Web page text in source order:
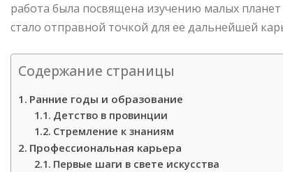
работа была посвящена изучению малых
стало отправной точкой для ее дальнейшей
Содержание страницы
Ранние годы и образование
Детство в провинции
Стремление к знаниям
Профессиональная карьера
Первые шаги в свете искусства